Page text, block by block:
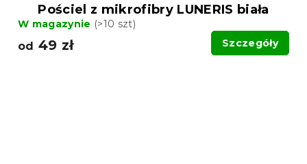
Pościel z mikrofibry LUNERIS biała
W magazynie (>10 szt)
od 49 zł Szczegóły